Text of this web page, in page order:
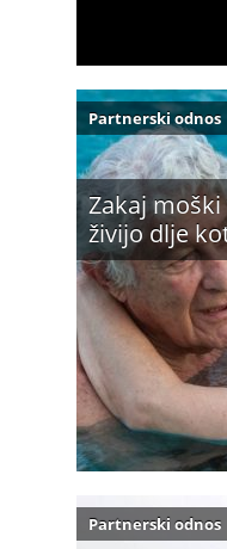
Zakaj moški
živijo dlje
Partnerski odnos
Partnerski odnos